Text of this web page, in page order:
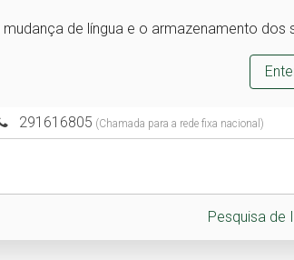
de língua e o armazenamento
291616805 (Chamada para a rede fixa nacional)
Pesquisa de